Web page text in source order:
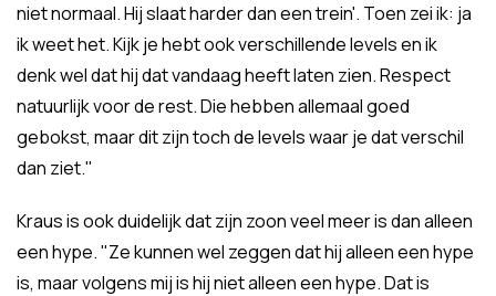
niet normaal. Hij slaat harder dan een trein'. Toen zei ik: ja
ik weet het. Kijk je hebt ook verschillende levels en ik
denk wel dat hij dat vandaag heeft laten zien. Respect
natuurlijk voor de rest. Die hebben allemaal goed
gebokst, maar dit zijn toch de levels waar je dat verschil
dan ziet."
Kraus is ook duidelijk dat zijn zoon veel meer is dan alleen
een hype. "Ze kunnen wel zeggen dat hij alleen een hype
is, maar volgens mij is hij niet alleen een hype. Dat is